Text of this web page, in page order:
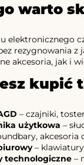
warto
elektronicznego
rezygnowania
akcesoria, jak i
kupić
– czajniki,
użytkowa –
akcesoria
–
technologiczne –